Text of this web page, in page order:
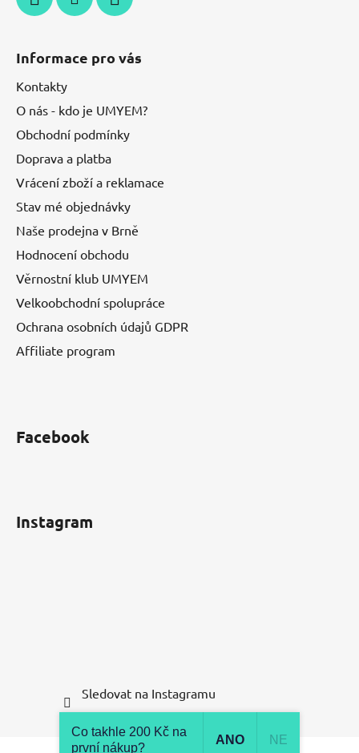
Informace pro vás
Kontakty
O nás - kdo je UMYEM?
Obchodní podmínky
Doprava a platba
Vrácení zboží a reklamace
Stav mé objednávky
Naše prodejna v Brně
Hodnocení obchodu
Věrnostní klub UMYEM
Velkoobchodní spolupráce
Ochrana osobních údajů GDPR
Affiliate program
Facebook
Instagram
Sledovat na Instagramu
Co takhle 200 Kč na
první nákup?
ANO NE